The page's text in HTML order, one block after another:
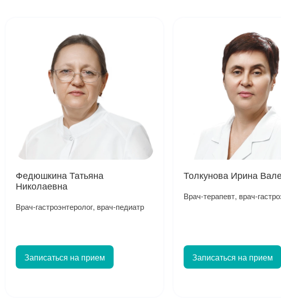
Федюшкина Татьяна
Николаевна
Врач-гастроэнтеролог, врач-педиатр
Записаться на прием
Толкунова Ирина
Врач-терапевт, врач-
Записаться на прием